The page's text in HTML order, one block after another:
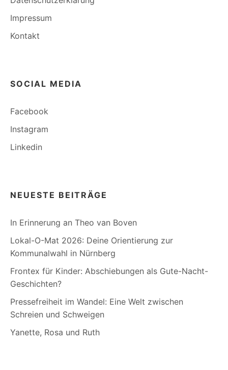
Impressum
Kontakt
SOCIAL MEDIA
Facebook
Instagram
Linkedin
NEUESTE BEITRÄGE
In Erinnerung an Theo van Boven
Lokal-O-Mat 2026: Deine Orientierung zur
Kommunalwahl in Nürnberg
Frontex für Kinder: Abschiebungen als Gute-Nacht-
Geschichten?
Pressefreiheit im Wandel: Eine Welt zwischen
Schreien und Schweigen
Yanette, Rosa und Ruth